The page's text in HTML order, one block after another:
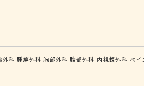
外科 腫瘍外科 胸部外科 腹部外科 内視鏡外科 ペイ